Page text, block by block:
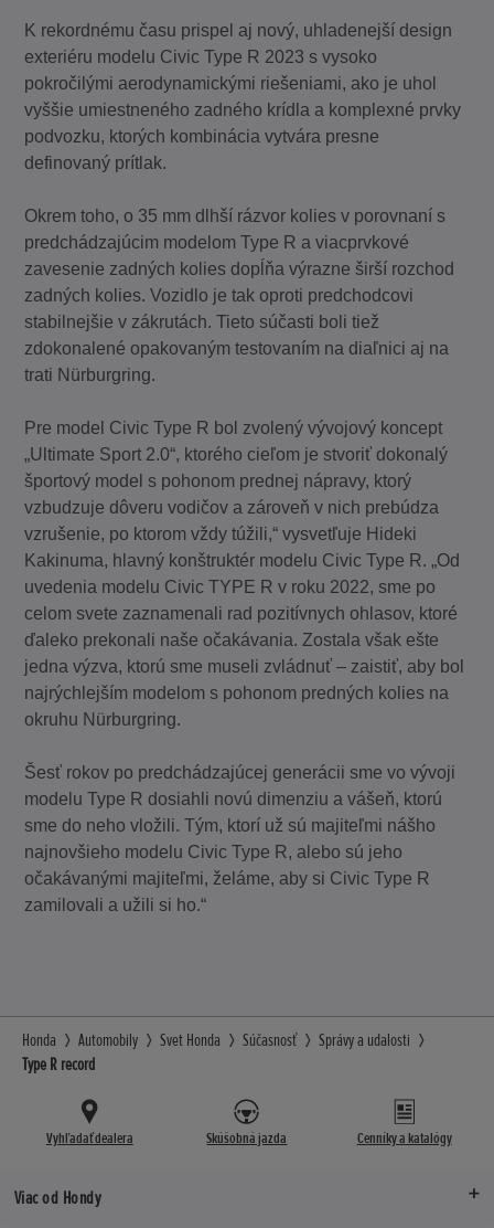
K rekordnému času prispel aj nový, uhladenejší design
exteriéru modelu Civic Type R 2023 s vysoko
pokročilými aerodynamickými riešeniami, ako je uhol
vyššie umiestneného zadného krídla a komplexné prvky
podvozku, ktorých kombinácia vytvára presne
definovaný prítlak.
Okrem toho, o 35 mm dlhší rázvor kolies v porovnaní s
predchádzajúcim modelom Type R a viacprvkové
zavesenie zadných kolies dopĺňa výrazne širší rozchod
zadných kolies. Vozidlo je tak oproti predchodcovi
stabilnejšie v zákrutách. Tieto súčasti boli tiež
zdokonalené opakovaným testovaním na diaľnici aj na
trati Nürburgring.
Pre model Civic Type R bol zvolený vývojový koncept
„Ultimate Sport 2.0“, ktorého cieľom je stvoriť dokonalý
športový model s pohonom prednej nápravy, ktorý
vzbudzuje dôveru vodičov a zároveň v nich prebúdza
vzrušenie, po ktorom vždy túžili,“ vysvetľuje Hideki
Kakinuma, hlavný konštruktér modelu Civic Type R. „Od
uvedenia modelu Civic TYPE R v roku 2022, sme po
celom svete zaznamenali rad pozitívnych ohlasov, ktoré
ďaleko prekonali naše očakávania. Zostala však ešte
jedna výzva, ktorú sme museli zvládnuť – zaistiť, aby bol
najrýchlejším modelom s pohonom predných kolies na
okruhu Nürburgring.
Šesť rokov po predchádzajúcej generácii sme vo vývoji
modelu Type R dosiahli novú dimenziu a vášeň, ktorú
sme do neho vložili. Tým, ktorí už sú majiteľmi nášho
najnovšieho modelu Civic Type R, alebo sú jeho
očakávanými majiteľmi, želáme, aby si Civic Type R
zamilovali a užili si ho.“
Honda Automobily Svet Honda Súčasnosť
Správy a udalosti
Type R record
Vyhľadať dealera Skúšobná jazda Cenníky a katalógy
Viac od Hondy